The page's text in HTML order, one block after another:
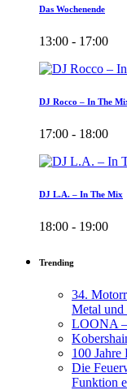
Das Wochenende
13:00 - 17:00
DJ Rocco – In The
17:00 - 18:00
DJ L.A. – In The Mix
18:00 - 19:00
Trending
34.
Metal und
LOONA
100 Jahre
Die
Funktion